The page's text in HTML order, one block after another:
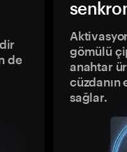
de
gömülü
anahtar
sağlar.